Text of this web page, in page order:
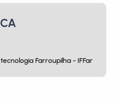
Farroupilha - IFFar